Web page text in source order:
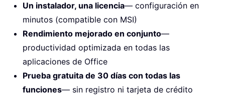
Un instalador, una licencia— configuración en
minutos (compatible con MSI)
Rendimiento mejorado en conjunto—
productividad optimizada en todas las
aplicaciones de Office
Prueba gratuita de 30 días con todas las
funciones— sin registro ni tarjeta de crédito